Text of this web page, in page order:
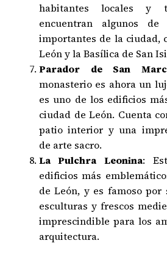
habitantes locales y
encuentran algunos
importantes de la ciudad,
León y la Basílica de San
Parador de San
monasterio es ahora un
es uno de los edificios
ciudad de León. Cuenta
patio interior y una
de arte sacro.
La Pulchra Leonina:
edificios más
de León, y es famoso por
esculturas y frescos
imprescindible para los
arquitectura.